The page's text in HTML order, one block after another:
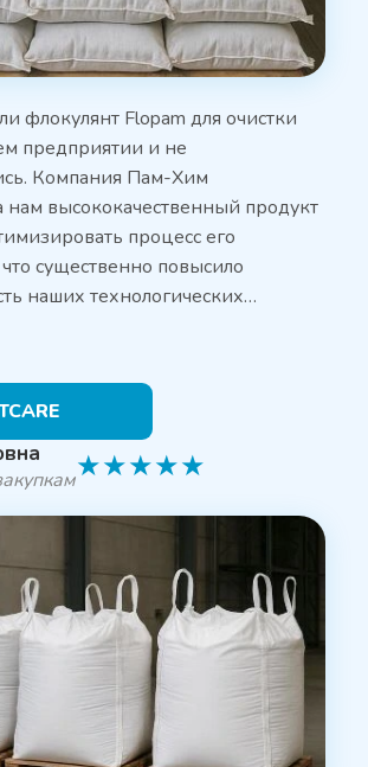
флокулянт Flopam для очистки
предприятии и не
Компания Пам-Хим
нам высококачественный продукт
процесс его
существенно повысило
наших технологических…
★★★★★